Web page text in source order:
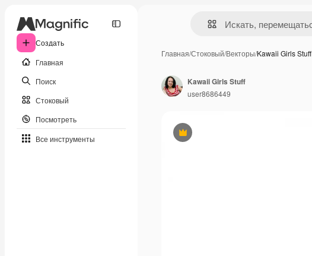
Создать
Главная
Поиск
Стоковый
Посмотреть
Все инструменты
Главная/Стоковый/Векторы/Kawaii Girls Stuff
Премиум
Kawaii Girls Stuff
user8686449